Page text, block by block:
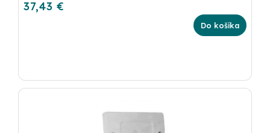
37,43 €
Do košíka